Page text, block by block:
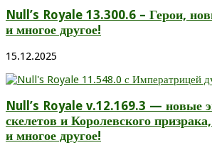
Null’s Royale 13.300.6 – Герои,
и многое другое!
15.12.2025
Null’s Royale v.12.169.3 — новые
скелетов и Королевского
и многое другое!